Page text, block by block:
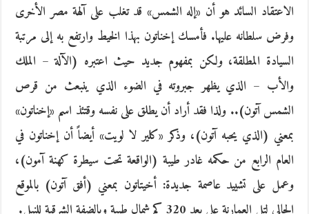
الاعتقاد السائد هو أن «إله الشمس» قد تغلب على آلهة مصر الأخرى
وفرض سلطانه عليها. فأمسك إخناتون بهذا الخيط وارتفع به إلى مرتبة
السيادة المطلقة، ولكن بمفهوم جديد حيث اعتبره (الآلة – الملك
والأب – الذي يظهر جبروته في الضوء الذي ينبعث من قرص
الشمس آتون).. ولذا فقد أراد أن يطلق على نفسه وقتئذ اسم «إخناتون»
بمعني (الذي يحبه آتون)، وذكر «كلير لا لويت» أيضاً أن إخناتون في
العام الرابع من حكمه غادر طيبة (الواقعة تحت سيطرة كهنة آمون)،
وعمل على تشييد عاصمة جديدة: أخيتاتون بمعني (أفق آتون) بالموقع